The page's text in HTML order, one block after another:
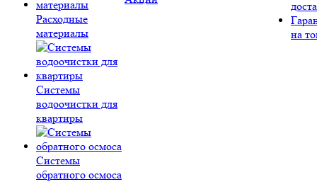
Расходные
материалы
Системы
водоочистки для
квартиры
Системы
обратного осмоса
на